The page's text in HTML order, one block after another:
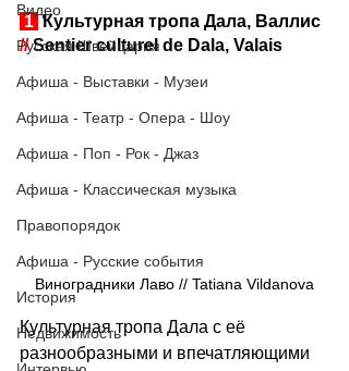
Видео
Русская Швейцария
Афиша - Выставки - Музеи
Афиша - Театр - Опера - Шоу
Афиша - Поп - Рок - Джаз
Афиша - Классическая музыка
Правопорядок
Афиша - Русские события
История
Недвижимость
1 Культурная тропа Дала, Валлис
// Sentier culturel de Dala, Valais
Виноградники Лаво // Tatiana Vildanova
Культурная тропа Дала с её
разнообразными и впечатляющими